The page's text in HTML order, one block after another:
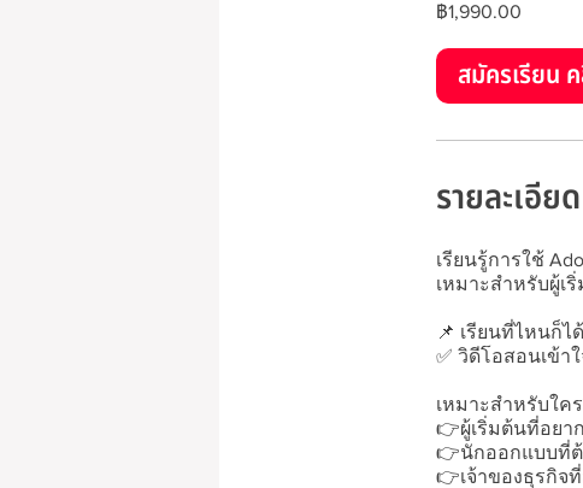
฿1,990.00
สมัครเรียน
รายละเอียด
เรียนรู้การใช้
เหมาะสำหรับผู้เ
📌 เรียนที่ไหนก็ไ
✅ วิดีโอสอนเข้า
เหมาะสำหรับใค
👉ผู้เริ่มต้นที่อยา
👉นักออกแบบที่
👉เจ้าของธุรกิจ